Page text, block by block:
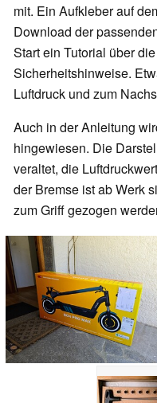
mit. Ein Aufkleber auf
Download der
Start ein Tutorial über
Sicherheitshinweise.
Luftdruck und zum
Auch in der Anleitung
hingewiesen. Die
veraltet, die
der Bremse ist ab Werk
zum Griff gezogen